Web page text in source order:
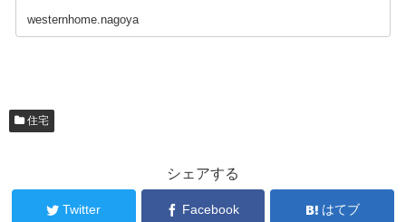
westernhome.nagoya
住宅
シェアする
Twitter Facebook はてブ